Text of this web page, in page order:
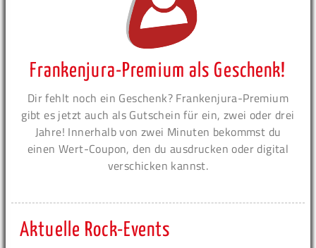
Frankenjura-Premium als Geschenk!
Dir fehlt noch ein Geschenk? Frankenjura-Premium
gibt es jetzt auch als Gutschein für ein, zwei oder drei
Jahre! Innerhalb von zwei Minuten bekommst du
einen Wert-Coupon, den du ausdrucken oder digital
verschicken kannst.
Aktuelle Rock-Events